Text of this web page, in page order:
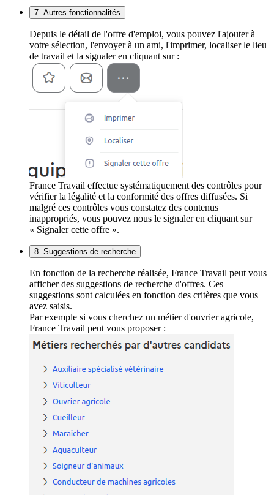
7. Autres fonctionnalités
Depuis le détail de l'offre d'emploi, vous pouvez l'ajouter à
votre sélection, l'envoyer à un ami, l'imprimer, localiser le lieu
de travail et la signaler en cliquant sur :
France Travail effectue systématiquement des contrôles pour
vérifier la légalité et la conformité des offres diffusées. Si
malgré ces contrôles vous constatez des contenus
inappropriés, vous pouvez nous le signaler en cliquant sur
« Signaler cette offre ».
8. Suggestions de recherche
En fonction de la recherche réalisée, France Travail peut vous
afficher des suggestions de recherche d'offres. Ces
suggestions sont calculées en fonction des critères que vous
avez saisis.
Par exemple si vous cherchez un métier d'ouvrier agricole,
France Travail peut vous proposer :